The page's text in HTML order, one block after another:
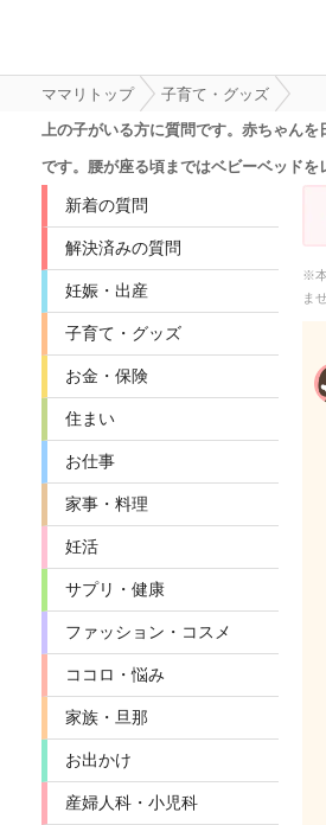
ママリトップ
子育て・グッズ
上の子がいる方に質問です。赤ちゃん
です。腰が座る頃まではベビーベッドを
新着の質問
解決済みの質問
妊娠・出産
子育て・グッズ
お金・保険
住まい
お仕事
家事・料理
妊活
サプリ・健康
ファッション・コスメ
ココロ・悩み
家族・旦那
お出かけ
産婦人科・小児科
※本
ま